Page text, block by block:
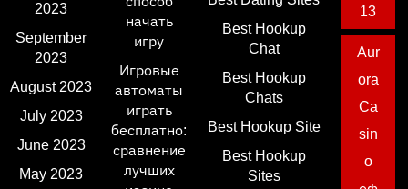
2023
September
2023
August 2023
July 2023
June 2023
May 2023
начать
игру
Игровые
автоматы
играть
бесплатно:
сравнение
лучших
Best Hookup
Chat
Best Hookup
Chats
Best Hookup Site
Best Hookup
Sites
13
Aur
ora
Ca
sin
o